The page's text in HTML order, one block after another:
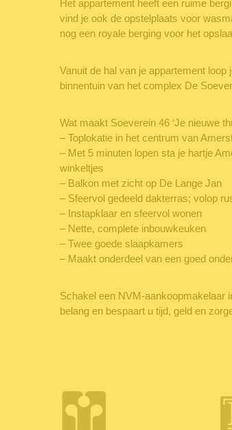
Het appartement heeft een ruime
vind je ook de opstelplaats voor
nog een royale berging voor het
Vanuit de hal van je appartement
binnentuin van het complex De
Wat maakt Soeverein 46 ‘Je nieuwe
– Toplokatie in het centrum van
– Met 5 minuten lopen sta je hartje
winkeltjes
– Balkon met zicht op De Lange Jan
– Sfeervol gedeeld dakterras; volop
– Instapklaar en sfeervol wonen
– Nette, complete inbouwkeuken
– Twee goede slaapkamers
– Maakt onderdeel van een goed
Schakel een NVM-aankoopmakelaar
belang en bespaart u tijd, geld en